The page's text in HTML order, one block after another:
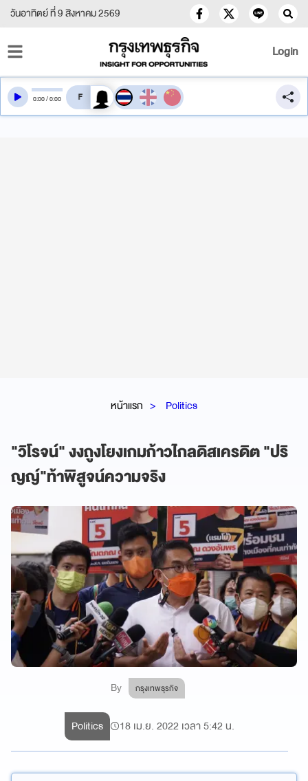
วันอาทิตย์ ที่ 9 สิงหาคม 2569
Login
หน้าแรก Politics
"วิโรจน์" งงถูงโยงเกมก้าวไกลดิสเครดิต "ปริ
ญญ์"ท้าพิสูจน์ความจริง
By กรุงเทพธุรกิจ
0:00/0:00 สลับเสียงอ่าน
Politics 18 เม.ย. 2022 เวลา 5:42 น.